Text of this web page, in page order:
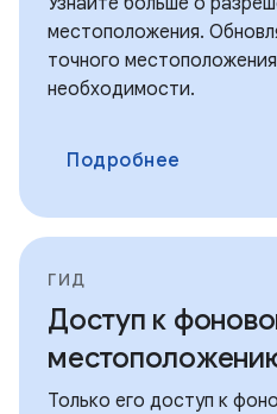
местоположения.
точного
необходимости.
Подробнее
ГИД
Доступ к
Только его доступ к